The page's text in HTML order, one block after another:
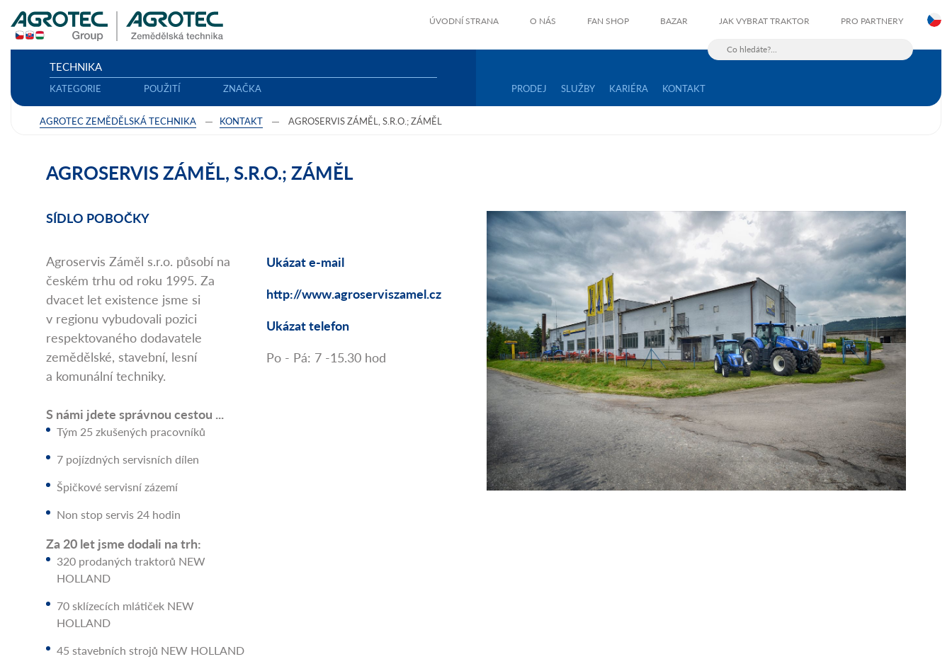
ÚVODNÍ STRANA O NÁS FAN SHOP BAZAR JAK VYBRAT TRAKTOR PRO PARTNERY
TECHNIKA
KATEGORIE POUŽITÍ ZNAČKA PRODEJ SLUŽBY KARIÉRA KONTAKT
AGROTEC ZEMĚDĚLSKÁ TECHNIKA KONTAKT AGROSERVIS ZÁMĚL, S.R.O.; ZÁMĚL
AGROSERVIS ZÁMĚL, S.R.O.; ZÁMĚL
SÍDLO POBOČKY
Agroservis Záměl s.r.o. působí na
českém trhu od roku 1995. Za
dvacet let existence jsme si
v regionu vybudovali pozici
respektovaného dodavatele
zemědělské, stavební, lesní
a komunální techniky.
S námi jdete správnou cestou ...
Tým 25 zkušených pracovníků
7 pojízdných servisních dílen
Špičkové servisní zázemí
Non stop servis 24 hodin
Za 20 let jsme dodali na trh:
320 prodaných traktorů NEW
HOLLAND
70 sklízecích mlátiček NEW
HOLLAND
45 stavebních strojů NEW HOLLAND
Ukázat e-mail
http://www.agroserviszamel.cz
Ukázat telefon
Po - Pá: 7 -15.30 hod